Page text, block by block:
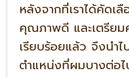
หลังจากที่เราได้คัดเ
คุณภาพดี และเตรีย
เรียบร้อยแล้ว จึงนำ
ตำแหน่งที่ผมบางต่อ